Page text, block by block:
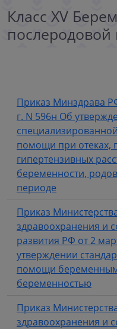
Класс XV
Приказ Минздрава
г. N 596н Об
помощи при отеках,
гипертензивных
беременности,
периоде
Приказ
здравоохранения и
развития РФ от 2
утверждении
помощи
беременностью
Приказ
здравоохранения и